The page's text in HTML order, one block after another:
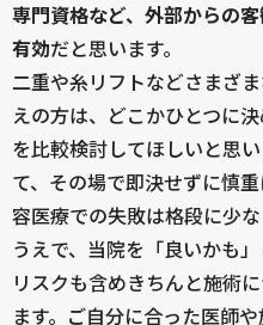
専門資格など、外部からの
有効だと思います。
二重や糸リフトなどさまざ
えの方は、どこかひとつに
を比較検討してほしいと思
て、その場で即決せずに慎
容医療での失敗は格段に少
うえで、当院を「良いかも
リスクも含めきちんと施術
ます。ご自分に合った医師